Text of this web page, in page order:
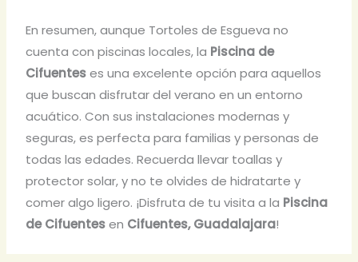
En resumen, aunque Tortoles de Esgueva no
cuenta con piscinas locales, la Piscina de
Cifuenteses una excelente opción para aquellos
que buscan disfrutar del verano en un entorno
acuático. Con sus instalaciones modernas y
seguras, es perfecta para familias y personas de
todas las edades. Recuerda llevar toallas y
protector solar, y no te olvides de hidratarte y
comer algo ligero. ¡Disfruta de tu visita a la Piscina
de Cifuentesen Cifuentes, Guadalajara!